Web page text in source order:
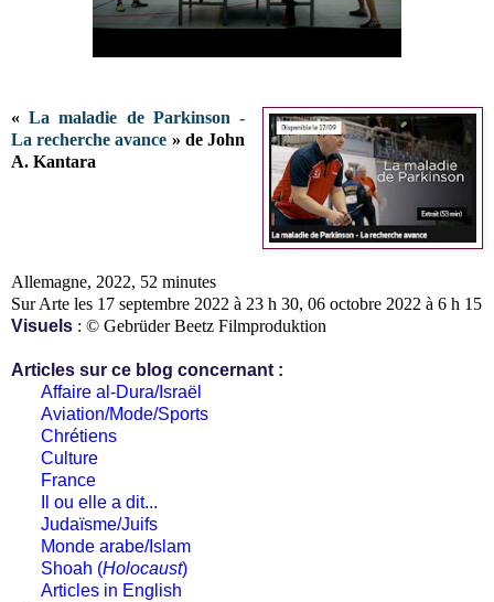
«La maladie de Parkinson -
La recherche avance » de John
A. Kantara
Allemagne, 2022, 52 minutes
Sur Arte les 17 septembre 2022 à 23 h 30, 06 octobre 2022 à 6 h 15
Visuels : © Gebrüder Beetz Filmproduktion
Articles sur ce blog concernant :
Affaire al-Dura/Israël
Aviation/Mode/Sports
Chrétiens
Culture
France
Il ou elle a dit...
Judaïsme/Juifs
Monde arabe/Islam
Shoah (Holocaust)
Articles in English